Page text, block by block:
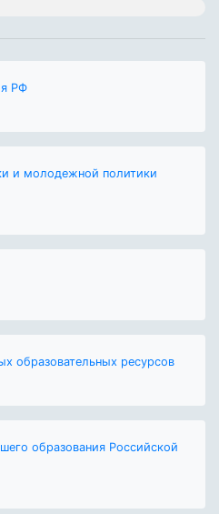
РФ
и молодежной политики
образовательных ресурсов
образования Российской